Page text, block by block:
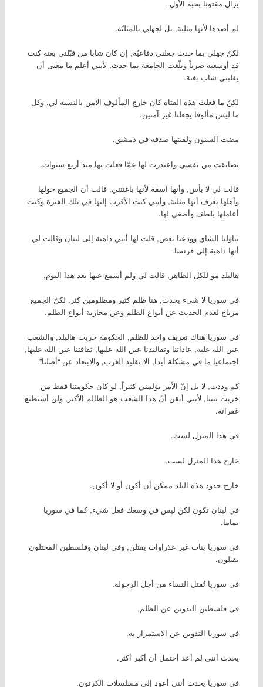
يزال مفتونا بحبه الأول.
لم أصدها لأنها مثلية, بل لجهلي بالمثليّة.
لكنّ جهلي بما حدث جعلني دفاعيّة, إن كان شابا من قبّلني بغتة كنت
قد أوسعته ضرباً وبلّغت الجامعة بما حدث, لأنني أعلم ما معنى أن
يقلبني شاب بغتة.
لكنّ ما فعلت هذه الفتاة كان خارج المألوف الآمن بالنسبة لي, وكل
ما ليس مألوفا يجعلنا غير آمنين.
مضت السنون ولقيتها صدفة في دمشق.
تضايقت من نفسي واعتذرت لها عمّا فعلت بها منذ أربع سنوات.
قالت لي لا بأس, وأنها آسفة لأنها باغتتني, قالت أن الجميع حولها
وأهلها يعرف أنها مثلية, وأنني كنت الأقرب إليها في تلك الفترة وكنت
أعاملها بلطف وأصغي لها.
تناولنا الشاي وودعنا بعض, قلت لها أنني ذاهبة إلى لبنان وقالت لي
أنها ذاهبة إلى فرنسا.
هالبلد مو للكل الظاهر, قالت لي ولم أسمع عنها بعد هذا اليوم.
في سوريا لا شيء يحدث, هنا ظلم كثير ومظلومين كثر, لكنّ الجميع
مرتاح لعدم الحديث عن أنواع الظلم وعن محاربة أنواع الظلم.
في سوريا هناك تعريف واحد للظلم, الحكومة خربت هالبلد, والشعب
عين الله عليه, عاداتنا وتقاليدنا عين الله عليها, ثقافتنا عين الله عليها,
اجتماعيا ما في مشكلة أبدا, الا تقليد الغرب, والابتعاد عن “أصلنا”.
كم وددت, لا بل إنّ الأمر يؤلمني كثيراً, لو كان حكومتنا فقط من
خربت بيتنا, لأنني أيقن أنّ هذا الشعب هو الظالم الأكبر, ولن أستطيع
غفرانه.
في هذا المنزل لست.
خارج هذا المنزل لست.
خارج حدود هذه البلد ممكن أن أكون أو لا أكون.
في لبنان تكون لكن ليس في وسعك فعل شيء, كما في سوريا
تماما.
في سوريا بنات غير عذراوات يقتلن, وفي لبنان وفلسطين المحتلون
يقتلون.
في سوريا تُقتل النساء من أجل الرجولة.
في فلسطين التدوين عن الظلم.
في سوريا التدوين عن الاستمرار به.
يحدث أنني لم أعد أحتمل أن أكبر أكثر.
في سوريا يحدث أنني أعود إلى مسلسلات الكرتون.